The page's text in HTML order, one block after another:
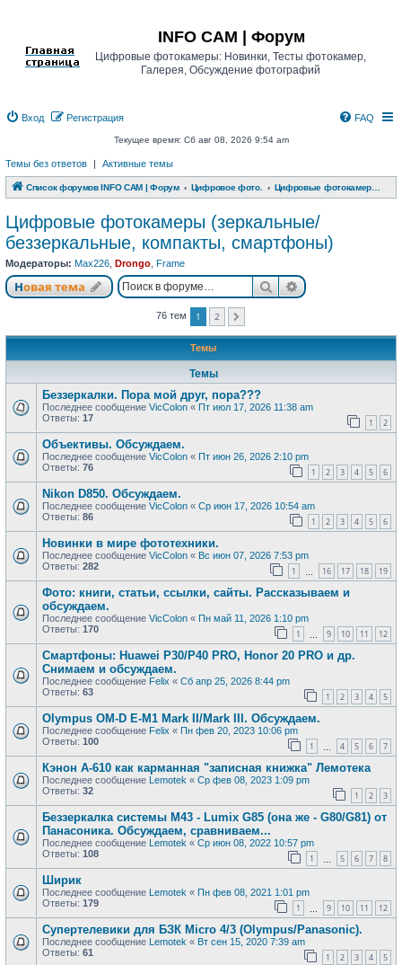
INFO CAM | Форум
Цифровые фотокамеры: Новинки, Тесты фотокамер,
Галерея, Обсуждение фотографий
Вход Регистрация FAQ
Текущее время: Сб авг 08, 2026 9:54 am
Темы без ответов | Активные темы
Список форумов INFO CAM | Форум Цифровое фото.
Цифровые фотокамеры (зеркальные/
беззеркальные, компакты, смартфоны)
Модераторы: Max226 Drongo Frame
Новая тема
Новая тема ПоискРасширенный
76 тем 1 2
Темы
Темы
Беззеркалки. Пора мой друг, пора???
Последнее сообщение VicColon « Пт июл 17, 2026 11:38 am
Ответы: 17 1 2
Объективы. Обсуждаем.
Последнее сообщение VicColon « Пт июн 26, 2026 2:10 pm
Ответы: 76 1 2 3 4 5 6
Nikon D850. Обсуждаем.
Последнее сообщение VicColon « Ср июн 17, 2026 10:54 am
Ответы: 86 1 2 3 4 5 6
Новинки в мире фототехники.
Последнее сообщение VicColon « Вс июн 07, 2026 7:53 pm
Ответы: 282 1 16 17 18 19
Фото: книги, статьи, ссылки, сайты. Рассказываем и
обсуждаем.
Последнее сообщение VicColon « Пн май 11, 2026 1:10 pm
Ответы: 170 1 9 10 11 12
Смартфоны: Huawei P30/P40 PRO, Honor 20 PRO и др.
Снимаем и обсуждаем.
Последнее сообщение Felix « Сб апр 25, 2026 8:44 pm
Ответы: 63 1 2 3 4 5
Olympus OM-D E-M1 Mark II/Mark III. Обсуждаем.
Последнее сообщение Felix « Пн фев 20, 2023 10:06 pm
Ответы: 100 1 4 5 6 7
Кэнон А-610 как карманная "записная книжка" Лемотека
Последнее сообщение Lemotek « Ср фев 08, 2023 1:09 pm
Ответы: 32 1 2 3
Беззеркалка системы М43 - Lumix G85 (она же - G80/G81) от
Панасоника. Обсуждаем, сравниваем...
Последнее сообщение Lemotek « Ср июн 08, 2022 10:57 pm
Ответы: 108 1 5 6 7 8
Ширик
Последнее сообщение Lemotek « Пн фев 08, 2021 1:01 pm
Ответы: 179 1 9 10 11 12
Супертелевики для БЗК Micro 4/3 (Olympus/Panasonic).
Последнее сообщение Lemotek « Вт сен 15, 2020 7:39 am
Ответы: 61 1 2 3 4 5